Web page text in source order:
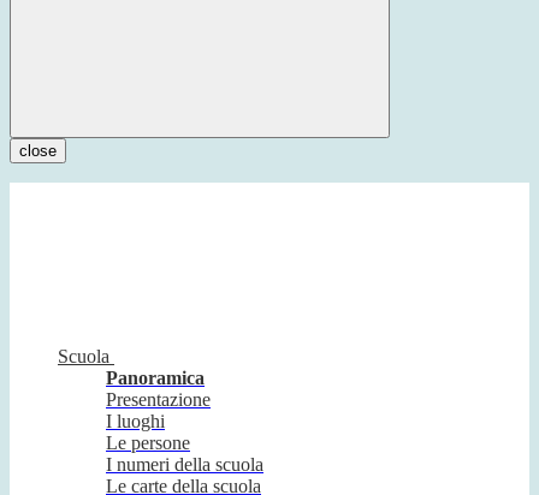
close
Scuola
Panoramica
Presentazione
I luoghi
Le persone
I numeri della scuola
Le carte della scuola